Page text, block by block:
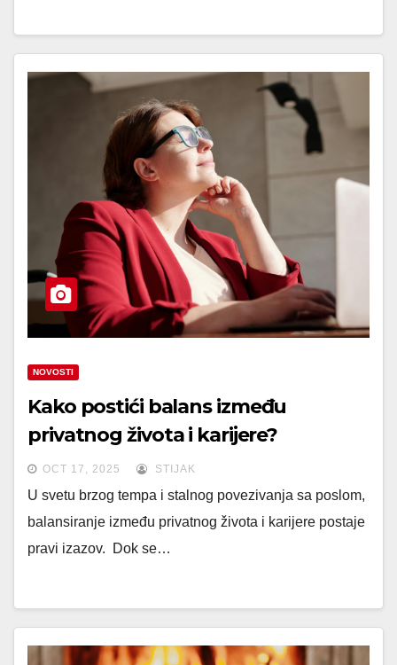
NOVOSTI
Kako postići balans između
privatnog života i karijere?
OCT 17, 2025 STIJAK
U svetu brzog tempa i stalnog povezivanja sa poslom,
balansiranje između privatnog života i karijere postaje
pravi izazov. Dok se…